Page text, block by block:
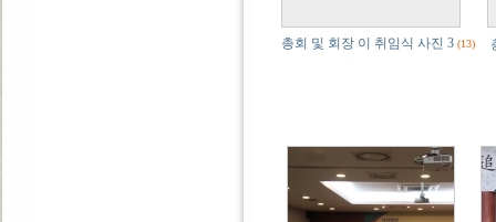
총회 및 회장 이 취임식 사진 3 (13)